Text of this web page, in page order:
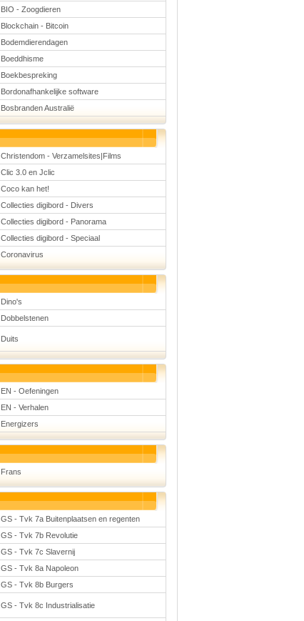
BIO - Zoogdieren
Blockchain - Bitcoin
Bodemdierendagen
Boeddhisme
Boekbespreking
Bordonafhankelijke software
Bosbranden Australië
Christendom - Verzamelsites|Films
Clic 3.0 en Jclic
Coco kan het!
Collecties digibord - Divers
Collecties digibord - Panorama
Collecties digibord - Speciaal
Coronavirus
Dino's
Dobbelstenen
Duits
EN - Oefeningen
EN - Verhalen
Energizers
Frans
GS - Tvk 7a Buitenplaatsen en regenten
GS - Tvk 7b Revolutie
GS - Tvk 7c Slavernij
GS - Tvk 8a Napoleon
GS - Tvk 8b Burgers
GS - Tvk 8c Industrialisatie